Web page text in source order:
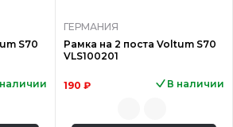
S70
ГЕРМАНИЯ
Рамка на 2 поста Voltum S70
VLS100201
190 ₽ В наличии